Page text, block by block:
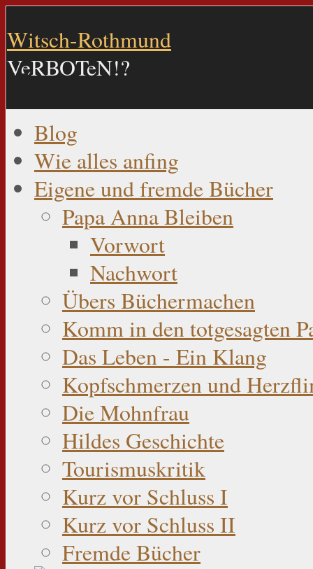
Witsch-Rothmund
VeRBOTeN!?
Blog
Wie alles anfing
Eigene und fremde Bücher
Papa Anna Bleiben
Vorwort
Nachwort
Übers Büchermachen
Komm in den totgesagten
Das Leben - Ein Klang
Kopfschmerzen und
Die Mohnfrau
Hildes Geschichte
Tourismuskritik
Kurz vor Schluss I
Kurz vor Schluss II
Fremde Bücher